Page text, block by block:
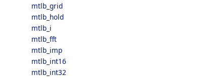
mtlb_grid
mtlb_hold
mtlb_i
mtlb_fft
mtlb_imp
mtlb_int16
mtlb_int32